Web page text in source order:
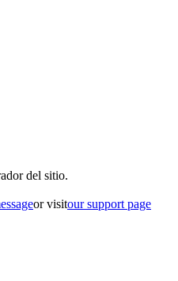
del sitio.
or visitour support page